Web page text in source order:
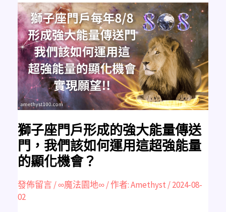
獅子座門戶形成的強大能量傳送
門，我們該如何運用這超強能量
的顯化機會？
發佈留言/∞魔法園地∞/ 作者:Amethyst/2024-08-
02
獅
子
座
門
戶
形
成
的
強
大
能
量
傳
送
門，
我
該
如
何
運
用
這
超
能
量